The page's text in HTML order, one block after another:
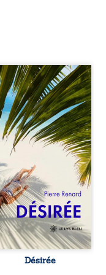
Au réveil, Pierre,
jeune retraité,
découvre qu’il est
devenu une
séduisante femme
métissée de trente
ans. À peine a-t-il
commencé à
apprivoiser ce
nouveau corps
qu’Ange surgit
dans sa vie et fait
vaciller toutes ses
certitudes. Entre
eux, l’attirance est
immédiate,
brûlante jusqu’à
ce qu’un secret
familial fasse
Désirée